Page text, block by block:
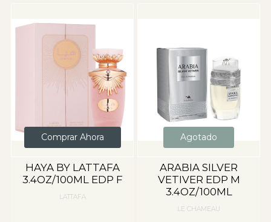
Comprar Ahora
HAYA BY LATTAFA
3.4OZ/100ML EDP F
LATTAFA
Agotado
ARABIA SILVER
VETIVER EDP M
3.4OZ/100ML
LE CHAMEAU